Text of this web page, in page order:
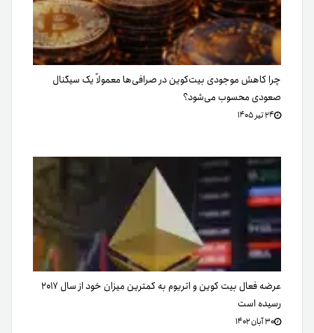
چرا کاهش موجودی بیت‌کوین در صرافی‌ها معمولاً یک سیگنال
صعودی محسوب می‌شود؟
۲۴ تیر ۱۴۰۵
عرضه فعال بیت کوین و اتریوم به کمترین میزان خود از سال ۲۰۱۷
رسیده است
۳۰ آبان ۱۴۰۲